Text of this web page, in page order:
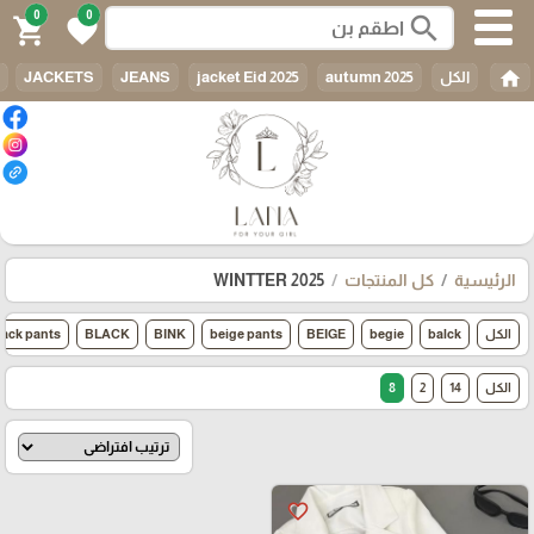
search
0
favorite
0
shopping_cart
home الكل JACKETS JEANS jacket Eid 2025 autumn 2025
الرئيسية كل المنتجات WINTTER 2025
الكل balck
begie
BEIGE
beige pants
BINK
BLACK
pants
الكل 14
2
8
favorite_border